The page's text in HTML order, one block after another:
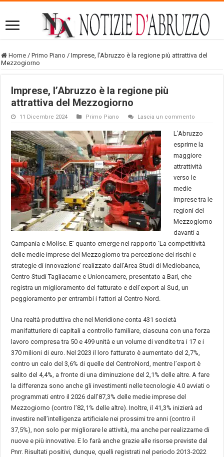
Home / Primo Piano / Imprese, l’Abruzzo è la regione più attrattiva del
Mezzogiorno
Imprese, l’Abruzzo è la regione più
attrattiva del Mezzogiorno
11 Dicembre 2024 Primo Piano Lascia un commento
L’Abruzzo
esprime la
maggiore
attrattività
verso le
medie
imprese tra le
regioni del
Mezzogiorno
davanti a
Campania e Molise. E’ quanto emerge nel rapporto ‘La competitività
delle medie imprese del Mezzogiorno tra percezione dei rischi e
strategie di innovazione’ realizzato dall’Area Studi di Mediobanca,
Centro Studi Tagliacarne e Unioncamere, presentato a Bari, che
registra un miglioramento del fatturato e dell’export al Sud, un
peggioramento per entrambi i fattori al Centro Nord.
Una realtà produttiva che nel Meridione conta 431 società
manifatturiere di capitali a controllo familiare, ciascuna con una forza
lavoro compresa tra 50 e 499 unità e un volume di vendite tra i 17 e i
370 milioni di euro. Nel 2023 il loro fatturato è aumentato del 2,7%,
contro un calo del 3,6% di quelle del CentroNord, mentre l’export è
salito del 4,4%, a fronte di una diminuzione del 2,1% delle altre. A fare
la differenza sono anche gli investimenti nelle tecnologie 4.0 avviati o
programmati entro il 2026 dall’87,3% delle medie imprese del
Mezzogiorno (contro l’82,1% delle altre). Inoltre, il 41,3% inizierà ad
investire nell’intelligenza artificiale nei prossimi tre anni (contro il
37,5%), non solo per migliorare le attività, ma anche per realizzarne di
nuove e più innovative. E lo farà anche grazie alle risorse previste dal
Pnrr. Risultati positivi, dunque, quelli registrati nel periodo 2013-2022